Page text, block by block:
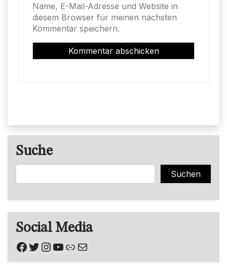
Name, E-Mail-Adresse und Website in
diesem Browser für meinen nächsten
Kommentar speichern.
Suche
Suchen Suchen
Social Media
Facebook
Twitter
Instagram
YouTube
Link
E-Mail